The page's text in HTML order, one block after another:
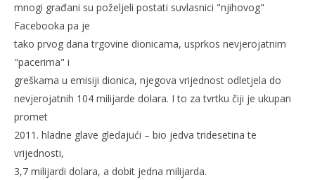
mnogi građani su poželjeli postati suvlasnici "njihovog"
Facebooka pa je
tako prvog dana trgovine dionicama, usprkos nevjerojatnim
"pacerima" i
greškama u emisiji dionica, njegova vrijednost odletjela do
nevjerojatnih 104 milijarde dolara. I to za tvrtku čiji je ukupan
promet
2011. hladne glave gledajući – bio jedva tridesetina te
vrijednosti,
3,7 milijardi dolara, a dobit jedna milijarda.